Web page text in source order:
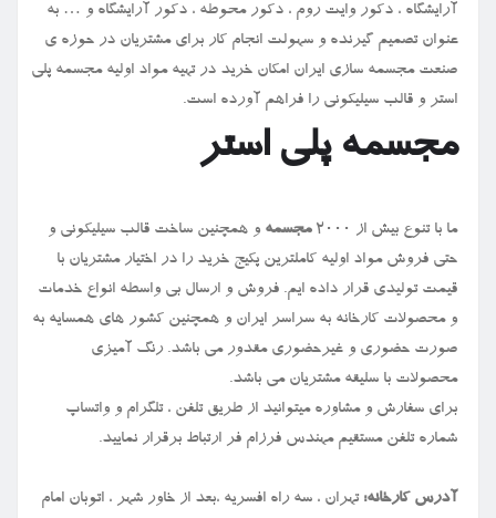
آرایشگاه ، دکور وایت روم ، دکور محوطه ، دکور آرایشگاه و … به
عنوان تصمیم گیرنده و سهولت انجام کار برای مشتریان در حوزه ی
صنعت مجسمه سازی ایران امکان خرید در تهیه مواد اولیه مجسمه پلی
استر و قالب سیلیکونی را فراهم آورده است.
مجسمه پلی استر
ما با تنوع بیش از ۲۰۰۰ مجسمه و همچنین ساخت قالب سیلیکونی و
حتی فروش مواد اولیه کاملترین پکیج خرید را در اختیار مشتریان با
قیمت تولیدی قرار داده ایم. فروش و ارسال بی واسطه انواع خدمات
و محصولات کارخانه به سراسر ایران و همچنین کشور های همسایه به
صورت حضوری و غیرحضوری مقدور می باشد. رنگ آمیزی
محصولات با سلیقه مشتریان می باشد.
برای سفارش و مشاوره میتوانید از طریق تلفن ، تلگرام و واتساپ
شماره تلفن مستقیم مهندس فرزام فر ارتباط برقرار نمایید.
آدرس کارخانه: تهران ، سه راه افسریه ،بعد از خاور شهر ، اتوبان امام